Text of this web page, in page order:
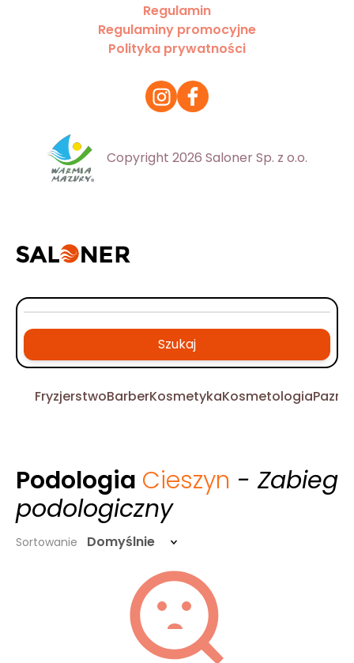
Regulamin
Regulaminy promocyjne
Polityka prywatności
Copyright 2026 Saloner Sp. z o.o.
Szukaj
FryzjerstwoBarberKosmetykaKosmetologia
Podologia Cieszyn - Zabieg
podologiczny
Sortowanie Domyślnie